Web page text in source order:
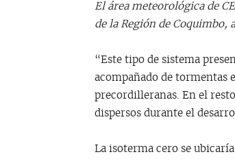
El área meteorológica de
de la Región de Coquimbo,
“Este tipo de sistema
acompañado de tormentas
precordilleranas. En el
dispersos durante el
La isoterma cero se